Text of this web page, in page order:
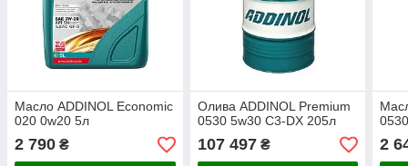
Масло ADDINOL Economic
020 0w20 5л
2 790 ₴
Олива ADDINOL Premium
0530 5w30 C3-DX 205л
107 497₴ 2